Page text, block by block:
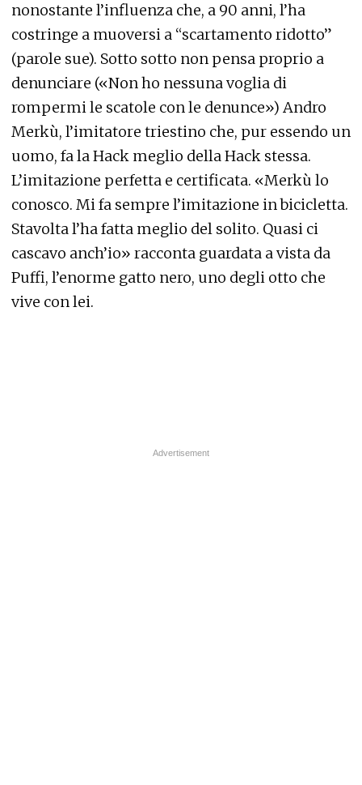
nonostante l’influenza che, a 90 anni, l’ha
costringe a muoversi a “scartamento ridotto”
(parole sue). Sotto sotto non pensa proprio a
denunciare («Non ho nessuna voglia di
rompermi le scatole con le denunce») Andro
Merkù, l’imitatore triestino che, pur essendo un
uomo, fa la Hack meglio della Hack stessa.
L’imitazione perfetta e certificata. «Merkù lo
conosco. Mi fa sempre l’imitazione in bicicletta.
Stavolta l’ha fatta meglio del solito. Quasi ci
cascavo anch’io» racconta guardata a vista da
Puffi, l’enorme gatto nero, uno degli otto che
vive con lei.